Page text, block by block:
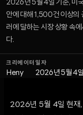
2026년 5월 4일 기준, 미
안에 대해 1,500건 이상의
러에 달하는 시장 상황 속
다.
크리에이터
Heny
일자
2026년 5월 4일
2026년 5월 4일 현재,